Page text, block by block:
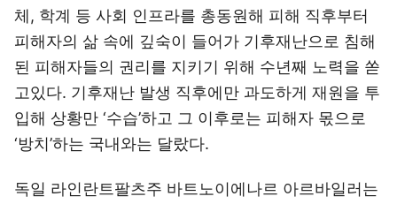
체, 학계 등 사회 인프라를 총동원해 피해 직후부터
피해자의 삶 속에 깊숙이 들어가 기후재난으로 침해
된 피해자들의 권리를 지키기 위해 수년째 노력을 쏟
고있다. 기후재난 발생 직후에만 과도하게 재원을 투
입해 상황만 ‘수습’하고 그 이후로는 피해자 몫으로
‘방치’하는 국내와는 달랐다.
독일 라인란트팔츠주 바트노이에나르 아르바일러는